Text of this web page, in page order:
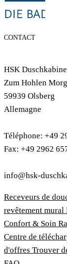
CONTACT
HSK
Zum Hohlen
59939 Olsberg
Allemagne
Téléphone: +49
Fax: +49 2962
info@hsk-
Receveurs de
revêtement mural
Confort & Soin
Centre de
d'offres Trouver